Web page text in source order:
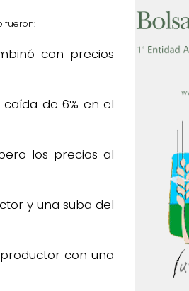
fueron:
con precios
de 6% en el
los precios al
y una suba del
con una